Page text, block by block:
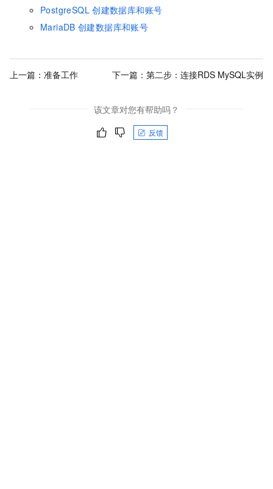
PostgreSQL 创建数据库和账号
MariaDB 创建数据库和账号
上一篇： 准备工作 下一篇： 第二步：连接RDS MySQL实例
该文章对您有帮助吗？
反馈